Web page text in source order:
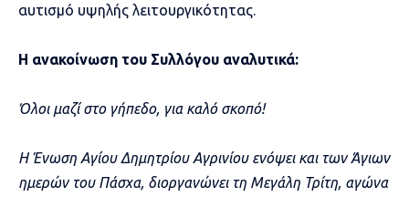
αυτισμό υψηλής λειτουργικότητας.
Η ανακοίνωση του Συλλόγου αναλυτικά:
Όλοι μαζί στο γήπεδο, για καλό σκοπό!
Η Ένωση Αγίου Δημητρίου Αγρινίου ενόψει και των Άγιων
ημερών του Πάσχα, διοργανώνει τη Μεγάλη Τρίτη, αγώνα